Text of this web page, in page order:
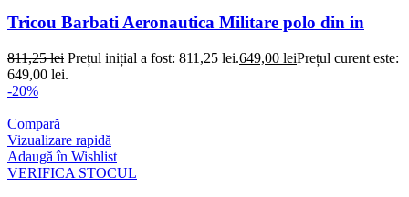
Tricou Barbati Aeronautica Militare polo din in
811,25lei Prețul inițial a fost: 811,25 lei.649,00 leiPrețul curent este:
649,00 lei.
-20%
Compară
Vizualizare rapidă
Adaugă în Wishlist
VERIFICA STOCUL